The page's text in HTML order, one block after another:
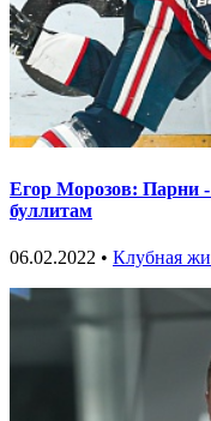
Егор Морозов: Парни
буллитам
06.02.2022 • Клубная